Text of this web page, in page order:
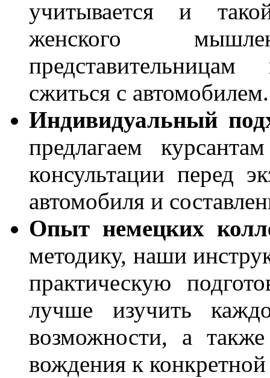
учитывается и
женского
сжиться с автомобилем.
Индивидуальный
предлагаем
консультации перед
автомобиля и
Опыт немецких
методику, наши
практическую
лучше изучить
возможности, а
вождения к